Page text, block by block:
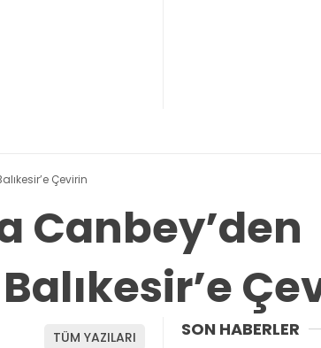
Çevirin
Canbey’den
TÜM YAZILARI SON HABERLER